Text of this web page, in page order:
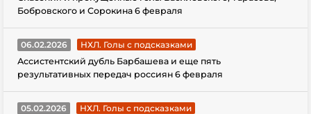
Бобровского и Сорокина 6 февраля
06.02.2026
НХЛ. Голы с подсказками
Ассистентский дубль Барбашева и еще пять
результативных передач россиян 6 февраля
05.02.2026
НХЛ. Голы с подсказками